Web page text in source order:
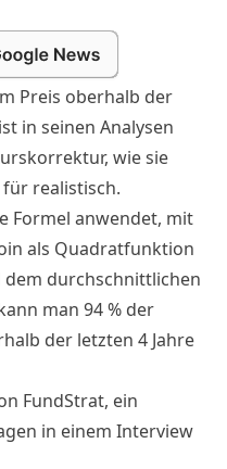
Preis oberhalb der
in seinen Analysen
wie sie
realistisch.
Formel anwendet, mit
als Quadratfunktion
dem durchschnittlichen
man 94 % der
der letzten 4 Jahre
FundStrat, ein
in einem Interview